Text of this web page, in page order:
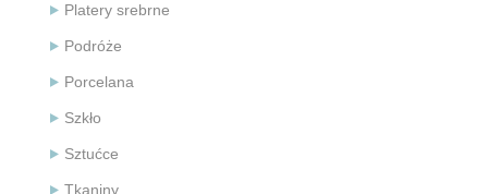
Platery srebrne
Podróże
Porcelana
Szkło
Sztućce
Tkaniny